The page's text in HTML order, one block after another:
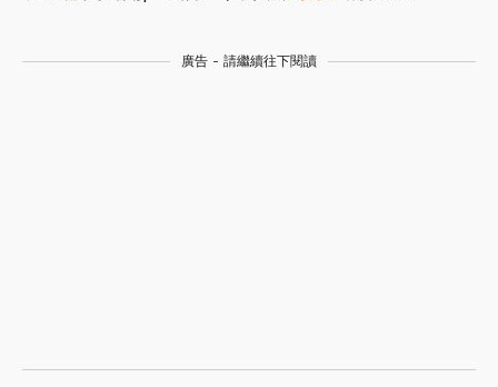
廣告 - 請繼續往下閱讀